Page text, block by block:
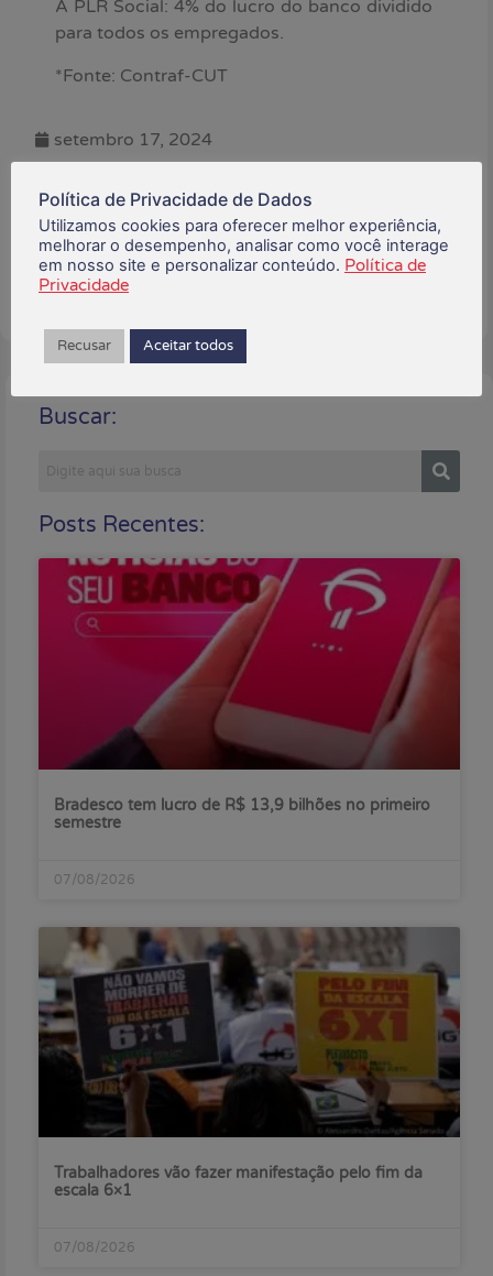
A PLR Social: 4% do lucro do banco dividido
para todos os empregados.
*Fonte: Contraf-CUT
setembro 17, 2024
Está gostando do conteúdo?
Compartilhe!
Buscar:
Posts Recentes:
Bradesco tem lucro de R$ 13,9 bilhões no primeiro
semestre
07/08/2026
Trabalhadores vão fazer manifestação pelo fim da
escala 6×1
07/08/2026
Política de Privacidade de Dados
Utilizamos cookies para oferecer melhor experiência,
melhorar o desempenho, analisar como você interage
em nosso site e personalizar conteúdo. Política de
Privacidade
Recusar Aceitar todos